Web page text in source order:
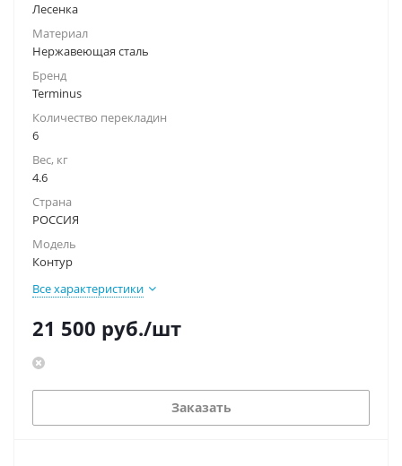
Лесенка
Материал
Нержавеющая сталь
Бренд
Terminus
Количество перекладин
6
Вес, кг
4.6
Страна
РОССИЯ
Модель
Контур
Все характеристики
21 500 руб./шт
Заказать